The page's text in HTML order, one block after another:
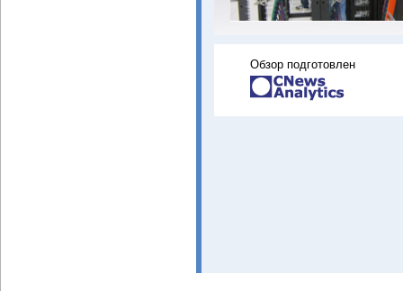
Обзор подготовлен